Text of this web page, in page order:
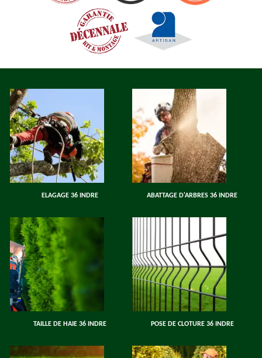
ELAGAGE 36 INDRE ABATTAGE D'ARBRES 36 INDRE
TAILLE DE HAIE 36 INDRE POSE DE CLOTURE 36 INDRE